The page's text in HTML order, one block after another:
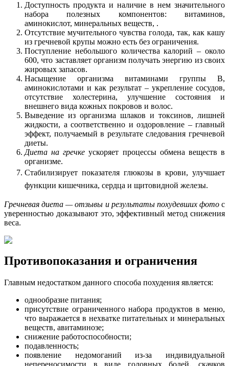
Доступность продукта и наличие в нем значительного
набора полезных компонентов: витаминов,
аминокислот, минеральных веществ, .
Отсутствие мучительного чувства голода, так, как кашу
из гречневой крупы можно есть без ограничения.
Поступление небольшого количества калорий – около
600, что заставляет организм получать энергию из своих
жировых запасов.
Насыщение организма витаминами группы В,
аминокислотами и как результат – укрепление сосудов,
отсутствие холестерина, улучшение состояния и
внешнего вида кожных покровов и волос.
Выведение из организма шлаков и токсинов, лишней
жидкости, а соответственно и оздоровление – главный
эффект, получаемый в результате следования гречневой
диеты.
Диета на гречке ускоряет процессы обмена веществ в
организме.
Стабилизирует показателя глюкозы в крови, улучшает
функции кишечника, сердца и щитовидной железы.
Гречневая диета — отзывы и результаты похудевших фотос
уверенностью доказывают это, эффективный метод снижения
веса.
Противопоказания и ограничения
Главным недостатком данного способа похудения является:
однообразие питания;
присутствие ограниченного набора продуктов в меню,
что выражается в нехватке питательных и минеральных
веществ, авитаминозе;
снижение работоспособности;
подавленность;
появление недомоганий из-за индивидуальной